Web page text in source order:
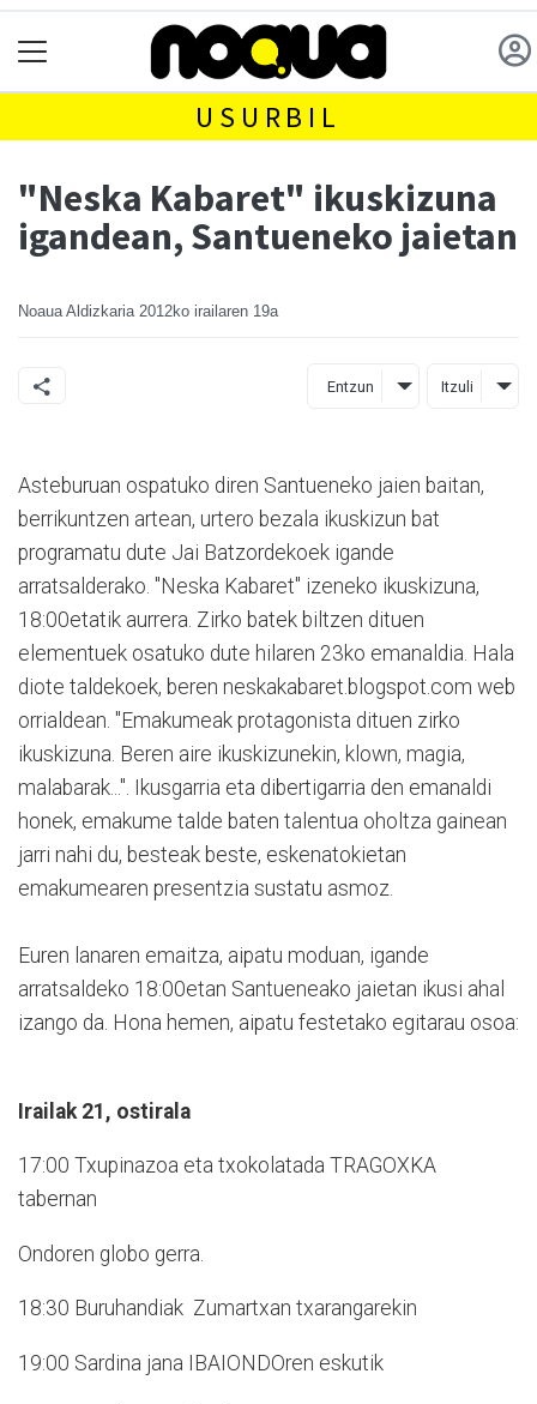
USURBIL
"Neska Kabaret" ikuskizuna
igandean, Santueneko jaietan
Noaua Aldizkaria 2012ko irailaren 19a
Entzun Itzuli
Asteburuan ospatuko diren Santueneko jaien baitan,
berrikuntzen artean, urtero bezala ikuskizun bat
programatu dute Jai Batzordekoek igande
arratsalderako. "Neska Kabaret" izeneko ikuskizuna,
18:00etatik aurrera. Zirko batek biltzen dituen
elementuek osatuko dute hilaren 23ko emanaldia. Hala
diote taldekoek, beren neskakabaret.blogspot.com web
orrialdean. "Emakumeak protagonista dituen zirko
ikuskizuna. Beren aire ikuskizunekin, klown, magia,
malabarak...". Ikusgarria eta dibertigarria den emanaldi
honek, emakume talde baten talentua oholtza gainean
jarri nahi du, besteak beste, eskenatokietan
emakumearen presentzia sustatu asmoz.
Euren lanaren emaitza, aipatu moduan, igande
arratsaldeko 18:00etan Santueneako jaietan ikusi ahal
izango da. Hona hemen, aipatu festetako egitarau osoa:
Irailak 21, ostirala
17:00 Txupinazoa eta txokolatada TRAGOXKA
tabernan
Ondoren globo gerra.
18:30 Buruhandiak Zumartxan txarangarekin
19:00 Sardina jana IBAIONDOren eskutik